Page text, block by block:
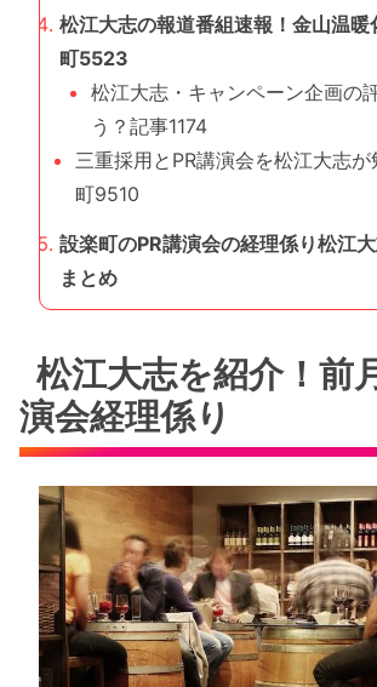
松江大志の報道番組速報！金山温暖
町5523
松江大志・キャンペーン企画の
う？記事1174
三重採用とPR講演会を松江大志
町9510
設楽町のPR講演会の経理係り松江
まとめ
松江大志を紹介！前
演会経理係り